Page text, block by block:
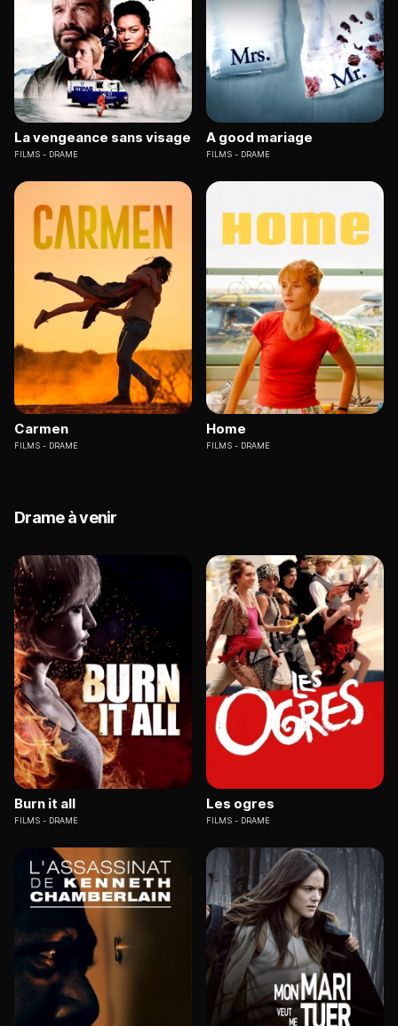
La vengeance sans visage
FILMS DRAME
A good mariage
FILMS DRAME
Carmen
FILMS DRAME
Home
FILMS DRAME
Drame à venir
Burn it all
FILMS DRAME
Les ogres
FILMS DRAME